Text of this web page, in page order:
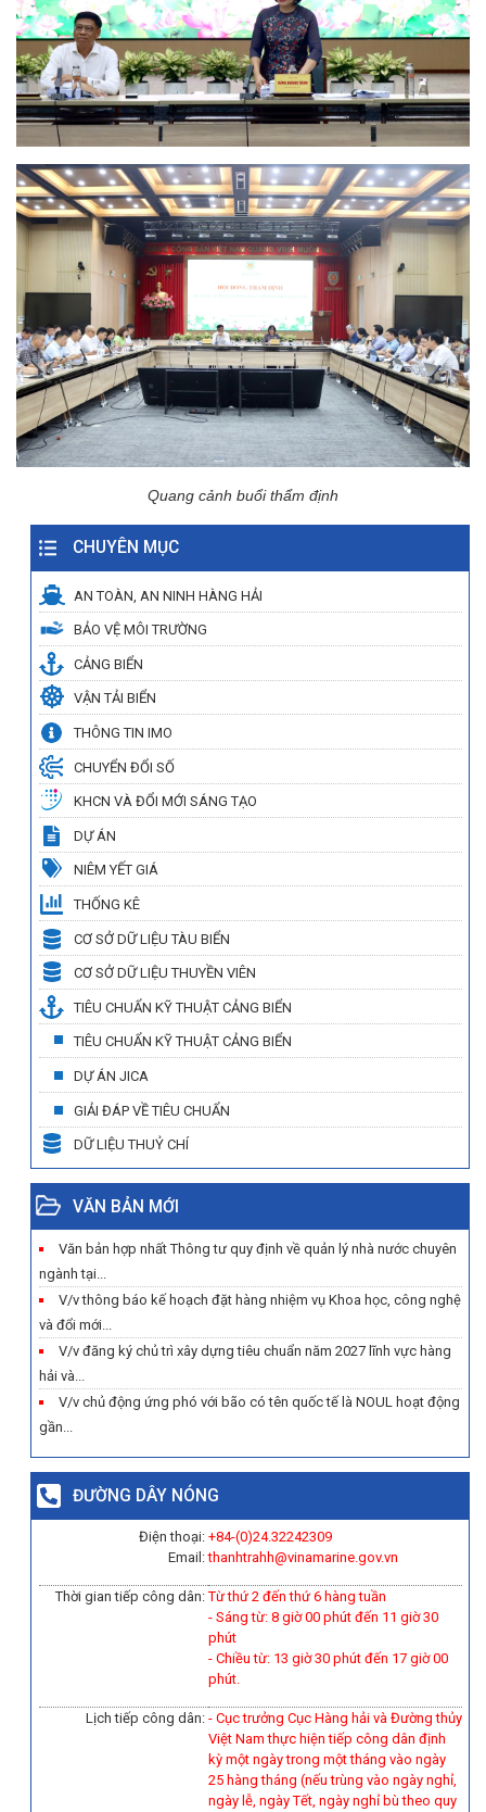
Quang cảnh buổi thẩm định
CHUYÊN MỤC
AN TOÀN, AN NINH HÀNG HẢI
BẢO VỆ MÔI TRƯỜNG
CẢNG BIỂN
VẬN TẢI BIỂN
THÔNG TIN IMO
CHUYỂN ĐỔI SỐ
KHCN VÀ ĐỔI MỚI SÁNG TẠO
DỰ ÁN
NIÊM YẾT GIÁ
THỐNG KÊ
CƠ SỞ DỮ LIỆU TÀU BIỂN
CƠ SỞ DỮ LIỆU THUYỀN VIÊN
TIÊU CHUẨN KỸ THUẬT CẢNG BIỂN
TIÊU CHUẨN KỸ THUẬT CẢNG BIỂN
DỰ ÁN JICA
GIẢI ĐÁP VỀ TIÊU CHUẨN
DỮ LIỆU THUỶ CHÍ
VĂN BẢN MỚI
Văn bản hợp nhất Thông tư quy định về quản lý nhà nước chuyên
ngành tại...
V/v thông báo kế hoạch đặt hàng nhiệm vụ Khoa học, công nghệ
và đổi mới...
V/v đăng ký chủ trì xây dựng tiêu chuẩn năm 2027 lĩnh vực hàng
hải và...
V/v chủ động ứng phó với bão có tên quốc tế là NOUL hoạt động
gần...
ĐƯỜNG DÂY NÓNG
Điện thoại:
Email:
+84-(0)24.32242309
thanhtrahh@vinamarine.gov.vn
Thời gian tiếp công dân:Từ thứ 2 đến thứ 6 hàng tuần
- Sáng từ: 8 giờ 00 phút đến 11 giờ 30
phút
- Chiều từ: 13 giờ 30 phút đến 17 giờ 00
phút.
Lịch tiếp công dân: - Cục trưởng Cục Hàng hải và Đường thủy
Việt Nam thực hiện tiếp công dân định
kỳ một ngày trong một tháng vào ngày
25 hàng tháng (nếu trùng vào ngày nghỉ,
ngày lễ, ngày Tết, ngày nghỉ bù theo quy